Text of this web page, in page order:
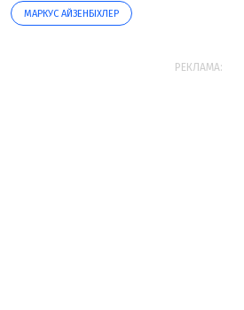
МАРКУС АЙЗЕНБІХЛЕР
РЕКЛАМА: